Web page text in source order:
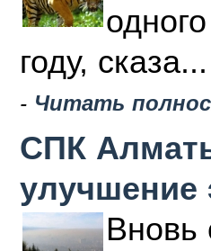
году, сказа...
- Читать
СПК
улучшение
Вновь